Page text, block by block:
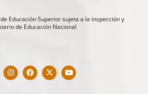
Educación Superior sujeta a la inspección y
de Educación Nacional